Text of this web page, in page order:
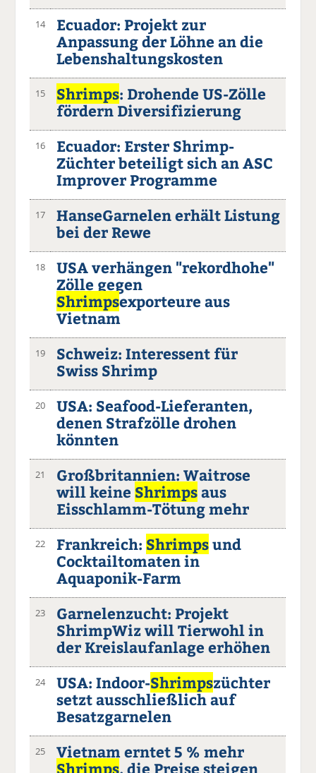
14
Ecuador: Projekt zur
Anpassung der Löhne an die
Lebenshaltungskosten
15 Shrimps: Drohende US-Zölle
fördern Diversifizierung
16
Ecuador: Erster Shrimp-
Züchter beteiligt sich an ASC
Improver Programme
17
HanseGarnelen erhält Listung
bei der Rewe
18
USA verhängen "rekordhohe"
Zölle gegen
Shrimpsexporteure aus
Vietnam
19
Schweiz: Interessent für
Swiss Shrimp
20
USA: Seafood-Lieferanten,
denen Strafzölle drohen
könnten
21
Großbritannien: Waitrose
will keine Shrimpsaus
Eisschlamm-Tötung mehr
22 Frankreich: Shrimpsund
Cocktailtomaten in
Aquaponik-Farm
23
Garnelenzucht: Projekt
ShrimpWiz will Tierwohl in
der Kreislaufanlage erhöhen
24 USA: Indoor-Shrimpszüchter
setzt ausschließlich auf
Besatzgarnelen
25
Vietnam erntet 5 % mehr
Shrimps, die Preise steigen